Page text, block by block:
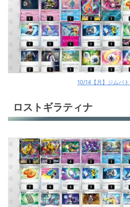
10/14【月】ジムバ
ロストギラティナ